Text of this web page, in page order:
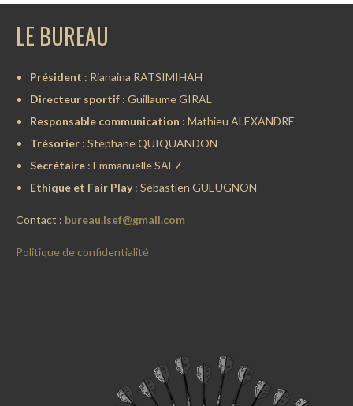
LE BUREAU
Président : Rianaina RATSIMIHAH
Directeur sportif: Guillaume GIRAL
Responsable communication : Mathieu ALEXANDRE
Trésorier : Stéphane QUIQUANDON
Secrétaire: Emmanuelle SAEZ
Ethique et Fair Play: Sébastien GUEUGNON
Contact : bureau.lsef@gmail.com
Politique de confidentialité